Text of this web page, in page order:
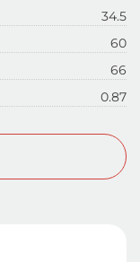
34.5
60
66
0.87